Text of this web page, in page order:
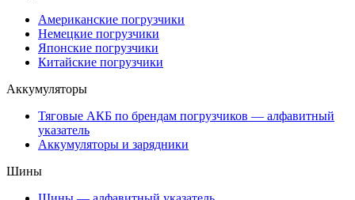
Американские погрузчики
Немецкие погрузчики
Японские погрузчики
Китайские погрузчики
Аккумуляторы
Тяговые АКБ по брендам погрузчиков — алфавитный
указатель
Аккумуляторы и зарядники
Шины